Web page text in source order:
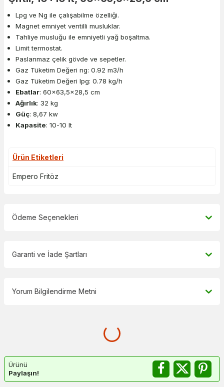
Lpg ve Ng ile çalışabilme özelliği.
Magnet emniyet ventilli musluklar.
Tahliye musluğu ile emniyetli yağ boşaltma.
Limit termostat.
Paslanmaz çelik gövde ve sepetler.
Gaz Tüketim Değeri ng: 0.92 m3/h
Gaz Tüketim Değeri lpg: 0.78 kg/h
Ebatlar: 60x63,5x28,5 cm
Ağırlık: 32 kg
Güç: 8,67 kw
Kapasite: 10-10 lt
Ürün Etiketleri
Empero Fritöz
Ödeme Seçenekleri
Garanti ve İade Şartları
Yorum Bilgilendirme Metni
Ürünü
Paylaşın!